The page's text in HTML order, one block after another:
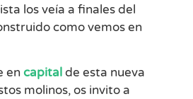
los veía a finales del
como vemos en
en capitalde esta nueva
molinos, os invito a